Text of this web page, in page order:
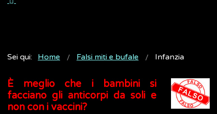
Sei qui: Home Falsi miti e bufale Infanzia
È meglio che i bambini si
facciano gli anticorpi da soli e
non con i vaccini?